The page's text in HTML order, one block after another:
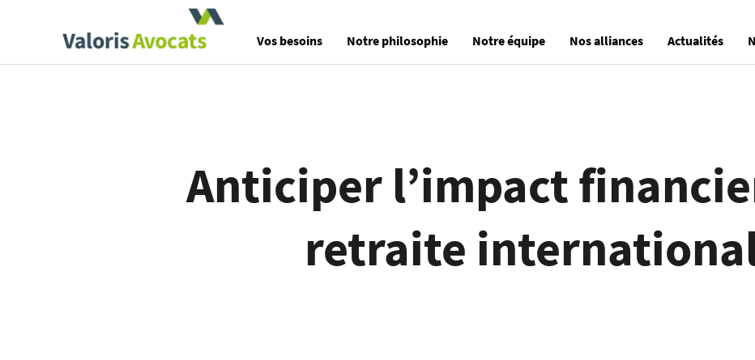
Vos besoins
Notre philosophie Notre équipe Nos alliances Actualités
Anticiper l’impact
retraite